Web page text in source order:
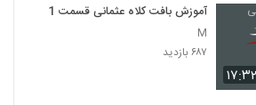
۱۷:۳۲
آموزش بافت کلاه عثمانی قسمت 1
M
۶۸۷ بازدید